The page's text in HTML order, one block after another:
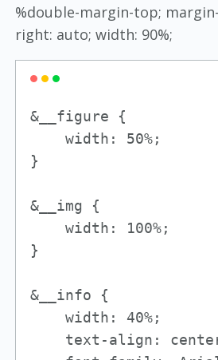
%double-margin-top;
right: auto; width: 90%;
&__figure {
    width: 50%;
}
&__img {
    width: 100%;
}
&__info {
    width: 40%;
text-align: